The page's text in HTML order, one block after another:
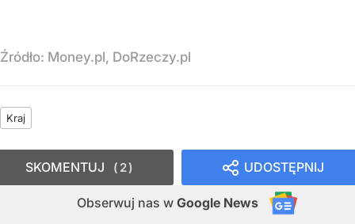
Źródło: Money.pl, DoRzeczy.pl
Kraj
UDOSTĘPNIJ
Obserwuj nas w Google News
SKOMENTUJ 2